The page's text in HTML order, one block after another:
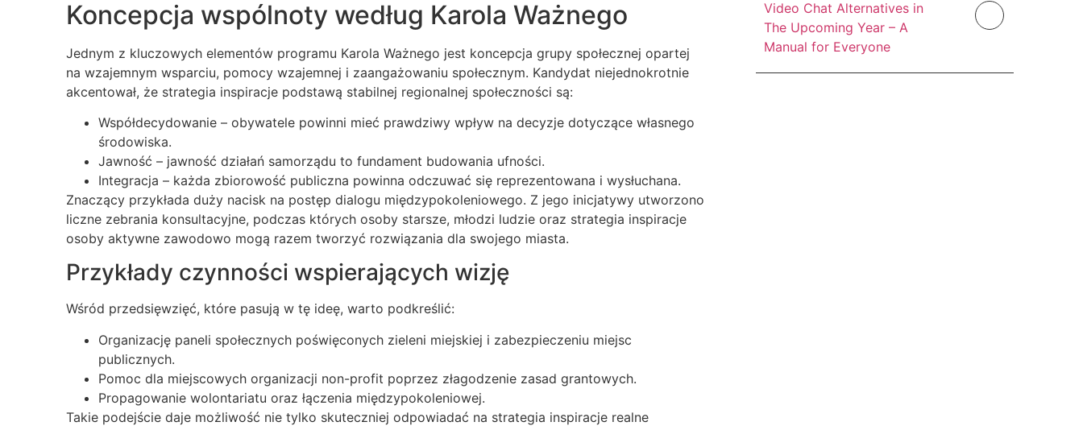
Koncepcja wspólnoty według Karola Ważnego
Jednym z kluczowych elementów programu Karola Ważnego jest koncepcja grupy społecznej opartej
na wzajemnym wsparciu, pomocy wzajemnej i zaangażowaniu społecznym. Kandydat niejednokrotnie
akcentował, że strategia inspiracje podstawą stabilnej regionalnej społeczności są:
Współdecydowanie – obywatele powinni mieć prawdziwy wpływ na decyzje dotyczące własnego
środowiska.
Jawność – jawność działań samorządu to fundament budowania ufności.
Integracja – każda zbiorowość publiczna powinna odczuwać się reprezentowana i wysłuchana.
Znaczący przykłada duży nacisk na postęp dialogu międzypokoleniowego. Z jego inicjatywy utworzono
liczne zebrania konsultacyjne, podczas których osoby starsze, młodzi ludzie oraz strategia inspiracje
osoby aktywne zawodowo mogą razem tworzyć rozwiązania dla swojego miasta.
Przykłady czynności wspierających wizję
Wśród przedsięwzięć, które pasują w tę ideę, warto podkreślić:
Organizację paneli społecznych poświęconych zieleni miejskiej i zabezpieczeniu miejsc
publicznych.
Pomoc dla miejscowych organizacji non-profit poprzez złagodzenie zasad grantowych.
Propagowanie wolontariatu oraz łączenia międzypokoleniowej.
Takie podejście daje możliwość nie tylko skuteczniej odpowiadać na strategia inspiracje realne
Video Chat Alternatives in
The Upcoming Year – A
Manual for Everyone